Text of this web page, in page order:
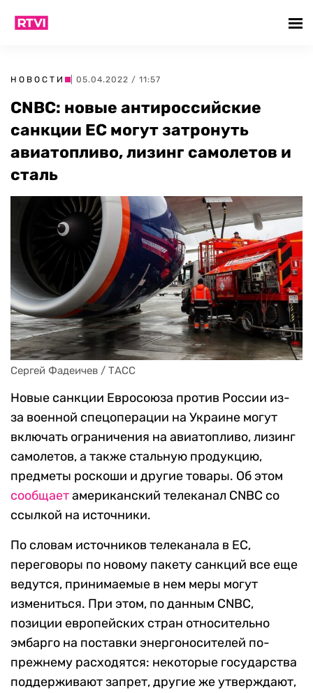
НОВОСТИ | 05.04.2022 / 11:57
CNBC: новые антироссийские
санкции ЕС могут затронуть
авиатопливо, лизинг самолетов и
сталь
Сергей Фадеичев / ТАСС
Новые санкции Евросоюза против России из-
за военной спецоперации на Украине могут
включать ограничения на авиатопливо, лизинг
самолетов, а также стальную продукцию,
предметы роскоши и другие товары. Об этом
сообщаетамериканский телеканал CNBC со
ссылкой на источники.
По словам источников телеканала в ЕС,
переговоры по новому пакету санкций все еще
ведутся, принимаемые в нем меры могут
измениться. При этом, по данным CNBC,
позиции европейских стран относительно
эмбарго на поставки энергоносителей по-
прежнему расходятся: некоторые государства
поддерживают запрет, другие же утверждают,